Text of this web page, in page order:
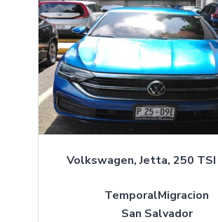
Volkswagen, Jetta, 250
TemporalMigracion
San Salvador